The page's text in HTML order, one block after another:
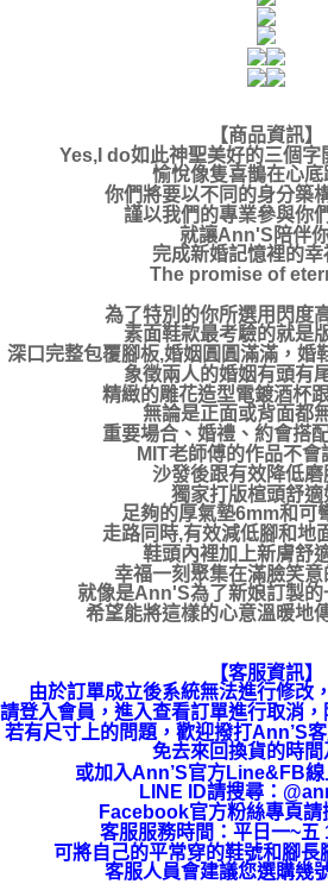
【商品資訊】
Yes,I do如此神聖美好的三個字
愉悅像隻喜鵲在心底
你們將要以不同的身分築
謹以我們的專業參與你
就讓Ann'S陪伴
完成新婚記憶裡的幸
The promise of
為了特別的你所選用閃度
素面鞋款最考驗的就是
深口完整包覆腳板,婚姻圓圓滿滿，婚
象徵兩人的婚姻有頭有
精緻的雕花造型電鍍酒杯
無論是正面或背面都
重要場合、婚禮、約會搭
MIT老師傅的作品不會
沙發後跟有效降低磨
獨家打版楦頭舒適
足夠的厚氣墊6mm和可
走路同時,有效減低腳和地
鞋頭內裡加上新膚舒
幸福一刻聚集在滿臉笑
就像是Ann'S為了新娘訂製的
希望能將這樣的心意溫暖地
【客服資訊】
由於訂單成立後系統無法進行修改
請登入會員，進入查看訂單進行取消，
若有尺寸上的問題，歡迎撥打Ann’S
免去來回換貨的時間
或加入Ann’S官方Line&FB
LINE ID請搜尋 ：
Facebook官方粉絲專頁
客服服務時間：平日一~五
可將自己的平常穿的鞋號和腳長
客服人員會建議您選購幾